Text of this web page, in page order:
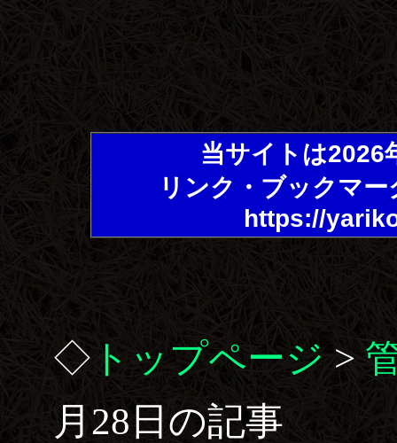
当サイトは2026
リンク・ブックマ
https://
◇トップページ>
月28日の記事